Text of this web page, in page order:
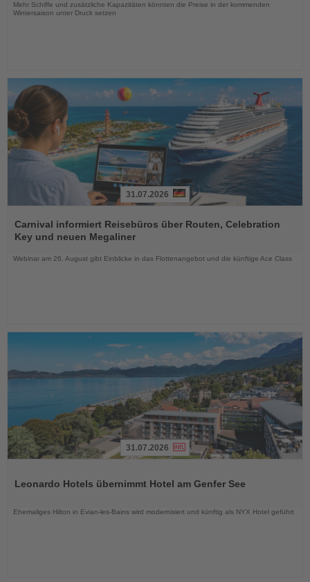
Mehr Schiffe und zusätzliche Kapazitäten könnten die Preise in der kommenden
Wintersaison unter Druck setzen
Sie
die
Nachrichten
31.07.2026
Carnival informiert Reisebüros über Routen, Celebration
Key und neuen Megaliner
Webinar am 26. August gibt Einblicke in das Flottenangebot und die künftige Ace Class
die
31.07.2026
Leonardo Hotels übernimmt Hotel am Genfer See
Ehemaliges Hilton in Evian-les-Bains wird modernisiert und künftig als NYX Hotel geführt